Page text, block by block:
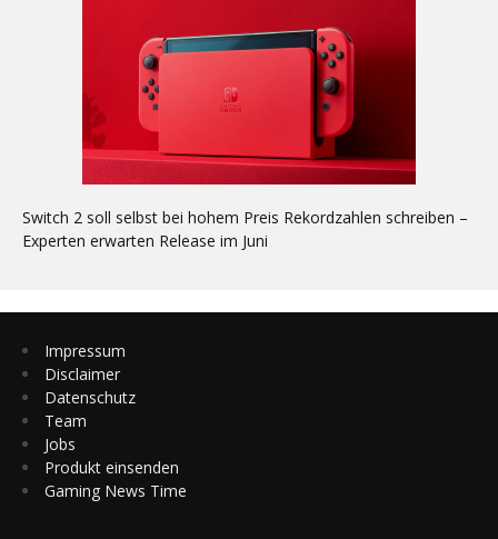
Switch 2 soll selbst bei hohem Preis Rekordzahlen schreiben –
Experten erwarten Release im Juni
Impressum
Disclaimer
Datenschutz
Team
Jobs
Produkt einsenden
Gaming News Time